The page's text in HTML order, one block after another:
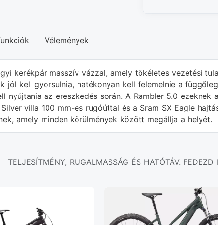
Vélemények
kerékpár masszív vázzal, amely tökéletes vezetési
jól kell gyorsulnia, hatékonyan kell felemelnie a
nyújtania az ereszkedés során. A Rambler 5.0 ezeknek
villa 100 mm-es rugóúttal és a Sram SX Eagle
amely minden körülmények között megállja a helyét.
TELJESÍTMÉNY, RUGALMASSÁG ÉS HATÓTÁV.